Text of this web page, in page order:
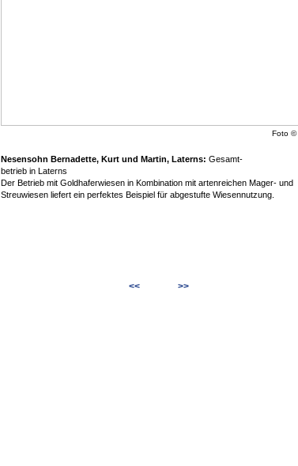
Foto ©
Nesensohn Bernadette, Kurt und Martin, Laterns: Gesamt-
betrieb in Laterns
Der Betrieb mit Goldhaferwiesen in Kombination mit artenreichen Mager- und
Streuwiesen liefert ein perfektes Beispiel für abgestufte Wiesennutzung.
<< >>